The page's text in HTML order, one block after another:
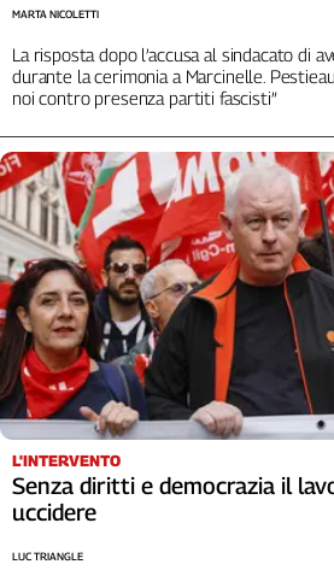
La
redazione
Newsletter
Social
La risposta dopo l’accusa al sindacato di
durante la cerimonia a Marcinelle.
noi contro presenza partiti fascisti”
MARTA NICOLETTI
L'INTERVENTO
Senza diritti e democrazia il
uccidere
LUC TRIANGLE